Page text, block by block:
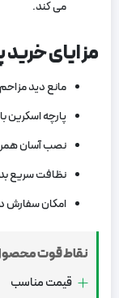
می‌ کند.
مزایای
مانع دید
پارچه اسکرین
نصب آسان
نظافت سریع
امکان سفارش
نقاط قوت
قیمت مناسب